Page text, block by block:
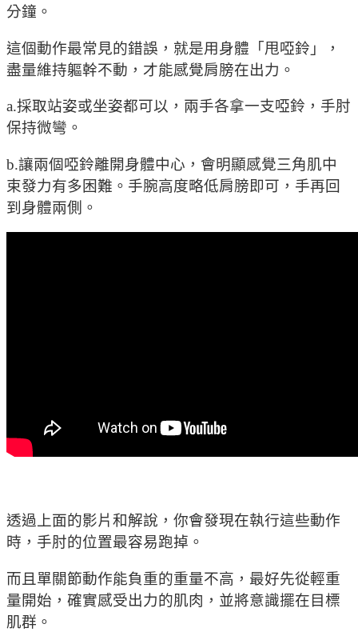
分鐘。
這個動作最常見的錯誤，就是用身體「甩啞鈴」，
盡量維持軀幹不動，才能感覺肩膀在出力。
a.採取站姿或坐姿都可以，兩手各拿一支啞鈴，手肘
保持微彎。
b.讓兩個啞鈴離開身體中心，會明顯感覺三角肌中
束發力有多困難。手腕高度略低肩膀即可，手再回
到身體兩側。
透過上面的影片和解說，你會發現在執行這些動作
時，手肘的位置最容易跑掉。
而且單關節動作能負重的重量不高，最好先從輕重
量開始，確實感受出力的肌肉，並將意識擺在目標
肌群。